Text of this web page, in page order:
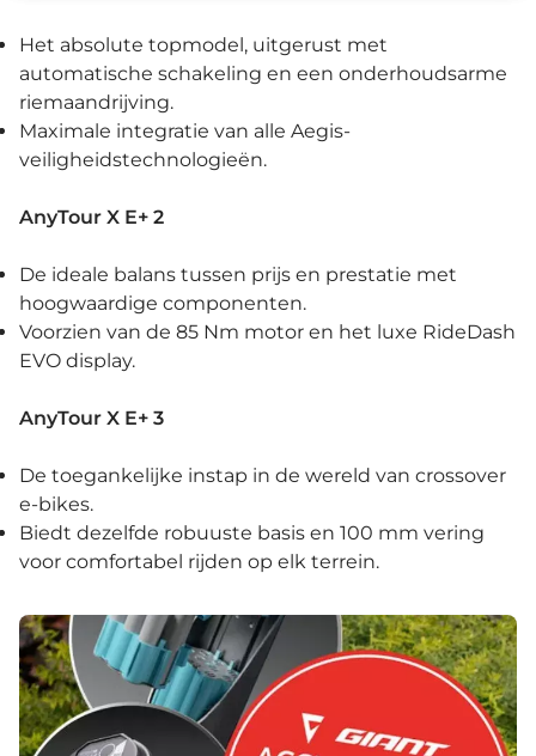
Het absolute topmodel, uitgerust met
automatische schakeling en een onderhoudsarme
riemaandrijving.
Maximale integratie van alle Aegis-
veiligheidstechnologieën.
AnyTour X E+ 2
De ideale balans tussen prijs en prestatie met
hoogwaardige componenten.
Voorzien van de 85 Nm motor en het luxe RideDash
EVO display.
AnyTour X E+ 3
De toegankelijke instap in de wereld van crossover
e-bikes.
Biedt dezelfde robuuste basis en 100 mm vering
voor comfortabel rijden op elk terrein.